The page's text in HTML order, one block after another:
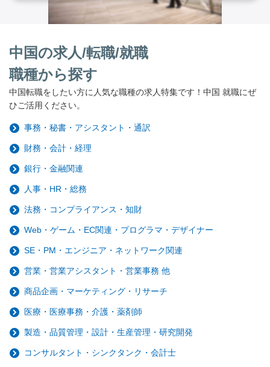
中国の求人/転職/就職
職種から探す
中国転職をしたい方に人気な職種の求人特集です！中国 就職にぜ
ひご活用ください。
事務・秘書・アシスタント・通訳
財務・会計・経理
銀行・金融関連
人事・HR・総務
法務・コンプライアンス・知財
Web・ゲーム・EC関連・プログラマ・デザイナー
SE・PM・エンジニア・ネットワーク関連
営業・営業アシスタント・営業事務 他
商品企画・マーケティング・リサーチ
医療・医療事務・介護・薬剤師
製造・品質管理・設計・生産管理・研究開発
コンサルタント・シンクタンク・会計士